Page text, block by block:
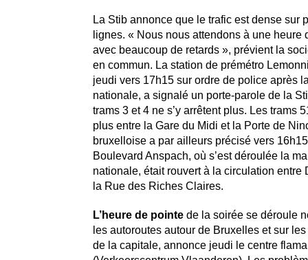
La Stib annonce que le trafic est dense sur
lignes. « Nous nous attendons à une heure
avec beaucoup de retards », prévient la
en commun. La station de prémétro
jeudi vers 17h15 sur ordre de police après
nationale, a signalé un porte-parole de la
trams 3 et 4 ne s’y arrêtent plus. Les trams
plus entre la Gare du Midi et la Porte de
bruxelloise a par ailleurs précisé vers
Boulevard Anspach, où s’est déroulée la
nationale, était rouvert à la circulation entre
la Rue des Riches Claires.
L’heure de pointede la soirée se déroule
les autoroutes autour de Bruxelles et sur
de la capitale, annonce jeudi le centre